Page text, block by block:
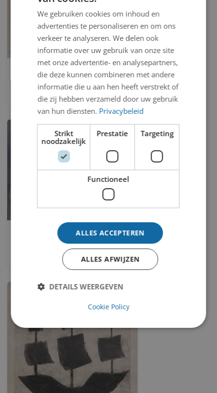
Man met lam
Vladimír Komárek
We gebruiken cookies om inhoud en
advertenties te personaliseren en om ons
verkeer te analyseren. We delen ook
informatie over uw gebruik van onze site
met onze advertentie- en analysepartners,
die deze kunnen combineren met andere
informatie die u aan hen heeft verstrekt of
die zij hebben verzameld door uw gebruik
van hun diensten. Privacybeleid
Strikt
noodzakelijk
Prestatie Targeting
Functioneel
ALLES ACCEPTEREN
ALLES AFWIJZEN
DETAILS WEERGEVEN
Cookie Policy